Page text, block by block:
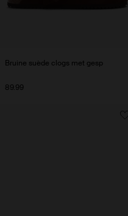
Bruine suède clogs met gesp
89.99